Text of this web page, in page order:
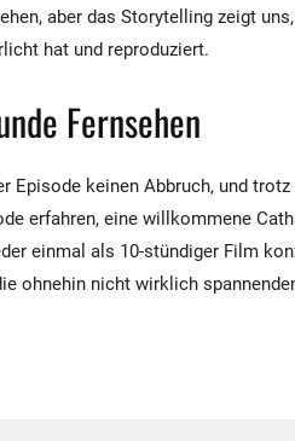
aber das Storytelling zeigt
hat und reproduziert.
Fernsehen
Episode keinen Abbruch, und
erfahren, eine willkommene
einmal als 10-stündiger Film
ohnehin nicht wirklich